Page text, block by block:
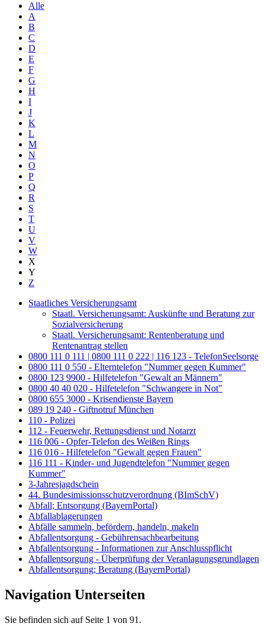
Alle
A
B
C
D
E
F
G
H
I
J
K
L
M
N
O
P
Q
R
S
T
U
V
W
X
Y
Z
Staatliches Versicherungsamt
Staatl. Versicherungsamt: Auskünfte und Beratung zur
Sozialversicherung
Staatl. Versicherungsamt: Rentenberatung und
Rentenantrag stellen
0800 111 0 111 | 0800 111 0 222 | 116 123 - TelefonSeelsorge
0800 111 0 550 - Elterntelefon "Nummer gegen Kummer"
0800 123 9900 - Hilfetelefon "Gewalt an Männern"
0800 40 40 020 - Hilfetelefon "Schwangere in Not"
0800 655 3000 - Krisendienste Bayern
089 19 240 - Giftnotruf München
110 - Polizei
112 - Feuerwehr, Rettungsdienst und Notarzt
116 006 - Opfer-Telefon des Weißen Rings
116 016 - Hilfetelefon "Gewalt gegen Frauen"
116 111 - Kinder- und Jugendtelefon "Nummer gegen
Kummer"
3-Jahresjagdschein
44. Bundesimissionsschutzverordnung (BImSchV)
Abfall; Entsorgung (BayernPortal)
Abfallablagerungen
Abfälle sammeln, befördern, handeln, makeln
Abfallentsorgung - Gebührensachbearbeitung
Abfallentsorgung - Informationen zur Anschlusspflicht
Abfallentsorgung - Überprüfung der Veranlagungsgrundlagen
Abfallentsorgung; Beratung (BayernPortal)
Navigation Unterseiten
Sie befinden sich auf Seite 1 von 91.